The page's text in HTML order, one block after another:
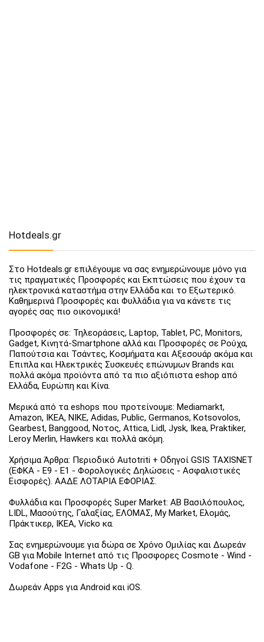
Hotdeals.gr
Στο Hotdeals.gr επιλέγουμε να σας ενημερώνουμε μόνο για
τις πραγματικές Προσφορές και Εκπτώσεις που έχουν τα
ηλεκτρονικά καταστήμα στην Ελλάδα και το Εξωτερικό.
Καθημερινά Προσφορές και Φυλλάδια για να κάνετε τις
αγορές σας πιο οικονομικά!
Προσφορές σε: Τηλεοράσεις, Laptop, Tablet, PC, Monitors,
Gadget, Κινητά-Smartphone αλλά και Προσφορές σε Ρούχα,
Παπούτσια και Τσάντες, Κοσμήματα και Αξεσουάρ ακόμα και
Έπιπλα και Ηλεκτρικές Συσκευές επώνυμων Brands και
πολλά ακόμα προϊόντα από τα πιο αξιόπιστα eshop από
Ελλάδα, Ευρώπη και Κίνα.
Μερικά από τα eshops που προτείνουμε: Mediamarkt,
Amazon, IKEA, NIKE, Adidas, Public, Germanos, Kotsovolos,
Gearbest, Banggood, Νοτος, Attica, Lidl, Jysk, Ikea, Praktiker,
Leroy Merlin, Hawkers και πολλά ακόμη.
Χρήσιμα Άρθρα: Περιοδικό Autotriti + Οδηγοί GSIS TAXISNET
(ΕΦΚΑ - Ε9 - Ε1 - Φορολογικές Δηλώσεις - Ασφαλιστικές
Εισφορές). ΑΑΔΕ ΛΟΤΑΡΙΑ ΕΦΟΡΙΑΣ.
Φυλλάδια και Προσφορές Super Market: ΑΒ Βασιλόπουλος,
LIDL, Μασούτης, Γαλαξίας, ΕΛΟΜΑΣ, My Market, Ελομάς,
Πράκτικερ, ΙΚΕΑ, Vicko κα.
Σας ενημερώνουμε για δώρα σε Χρόνο Ομιλίας και Δωρεάν
GB για Mobile Internet από τις Προσφορες Cosmote - Wind -
Vodafone - F2G - Whats Up - Q.
Δωρεάν Apps για Android και iOS.